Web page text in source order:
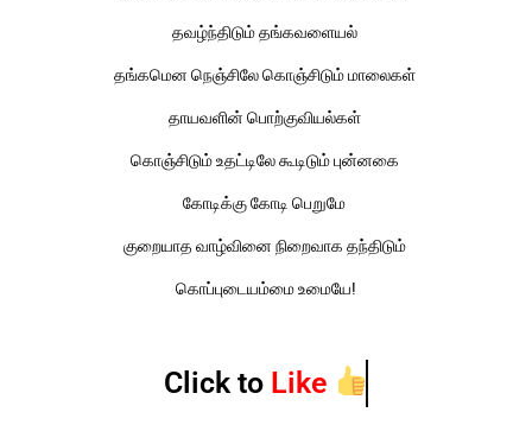
தவழ்ந்திடும் தங்கவளையல்
தங்கமென நெஞ்சிலே கொஞ்சிடும் மாலைகள்
தாயவளின் பொற்குவியல்கள்
கொஞ்சிடும் உதட்டிலே கூடிடும் புன்னகை
கோடிக்கு கோடி பெறுமே
குறையாத வாழ்வினை நிறைவாக தந்திடும்
கொப்புடையம்மை உமையே!
Click to Like